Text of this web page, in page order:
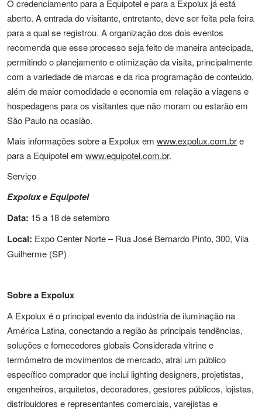
O credenciamento para a Equipotel e para a Expolux já está
aberto. A entrada do visitante, entretanto, deve ser feita pela feira
para a qual se registrou. A organização dos dois eventos
recomenda que esse processo seja feito de maneira antecipada,
permitindo o planejamento e otimização da visita, principalmente
com a variedade de marcas e da rica programação de conteúdo,
além de maior comodidade e economia em relação a viagens e
hospedagens para os visitantes que não moram ou estarão em
São Paulo na ocasião.
Mais informações sobre a Expolux em www.expolux.com.bre
para a Equipotel em www.equipotel.com.br.
Serviço
Expolux e Equipotel
Data: 15 a 18 de setembro
Local: Expo Center Norte – Rua José Bernardo Pinto, 300, Vila
Guilherme (SP)
Sobre a Expolux
A Expolux é o principal evento da indústria de iluminação na
América Latina, conectando a região às principais tendências,
soluções e fornecedores globais Considerada vitrine e
termômetro de movimentos de mercado, atrai um público
específico comprador que inclui lighting designers, projetistas,
engenheiros, arquitetos, decoradores, gestores públicos, lojistas,
distribuidores e representantes comerciais, varejistas e